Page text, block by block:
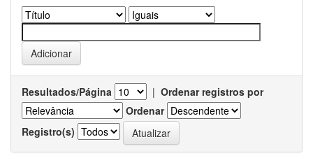
Resultados/Página | Ordenar registros por
Ordenar
Registro(s)